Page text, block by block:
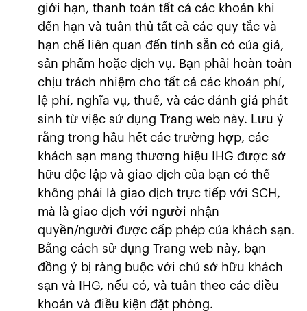
giới hạn, thanh toán tất cả các khoản khi
đến hạn và tuân thủ tất cả các quy tắc và
hạn chế liên quan đến tính sẵn có của giá,
sản phẩm hoặc dịch vụ. Bạn phải hoàn toàn
chịu trách nhiệm cho tất cả các khoản phí,
lệ phí, nghĩa vụ, thuế, và các đánh giá phát
sinh từ việc sử dụng Trang web này. Lưu ý
rằng trong hầu hết các trường hợp, các
khách sạn mang thương hiệu IHG được sở
hữu độc lập và giao dịch của bạn có thể
không phải là giao dịch trực tiếp với SCH,
mà là giao dịch với người nhận
quyền/người được cấp phép của khách sạn.
Bằng cách sử dụng Trang web này, bạn
đồng ý bị ràng buộc với chủ sở hữu khách
sạn và IHG, nếu có, và tuân theo các điều
khoản và điều kiện đặt phòng.